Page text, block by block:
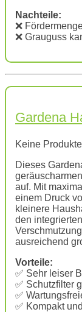
Nachteile:
❌
❌ Grauguss
Gardena
Keine
Dieses
auf. Mit
einem Druck
kleinere
den
ausreichend
Vorteile:
✅ Sehr leiser
✅ Schutzfilter
✅
✅ Kompakt